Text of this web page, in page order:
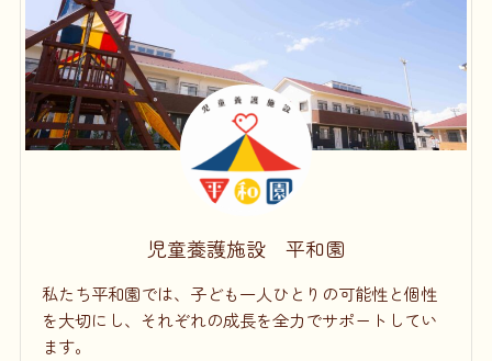
児童養護施設 平和園
私たち平和園では、子ども一人ひとりの可能性と個性
を大切にし、それぞれの成長を全力でサポートしてい
ます。